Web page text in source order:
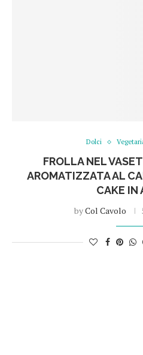
Dolci
FROLLA NEL
AROMATIZZATA AL
CAKE IN
byCol Cavolo